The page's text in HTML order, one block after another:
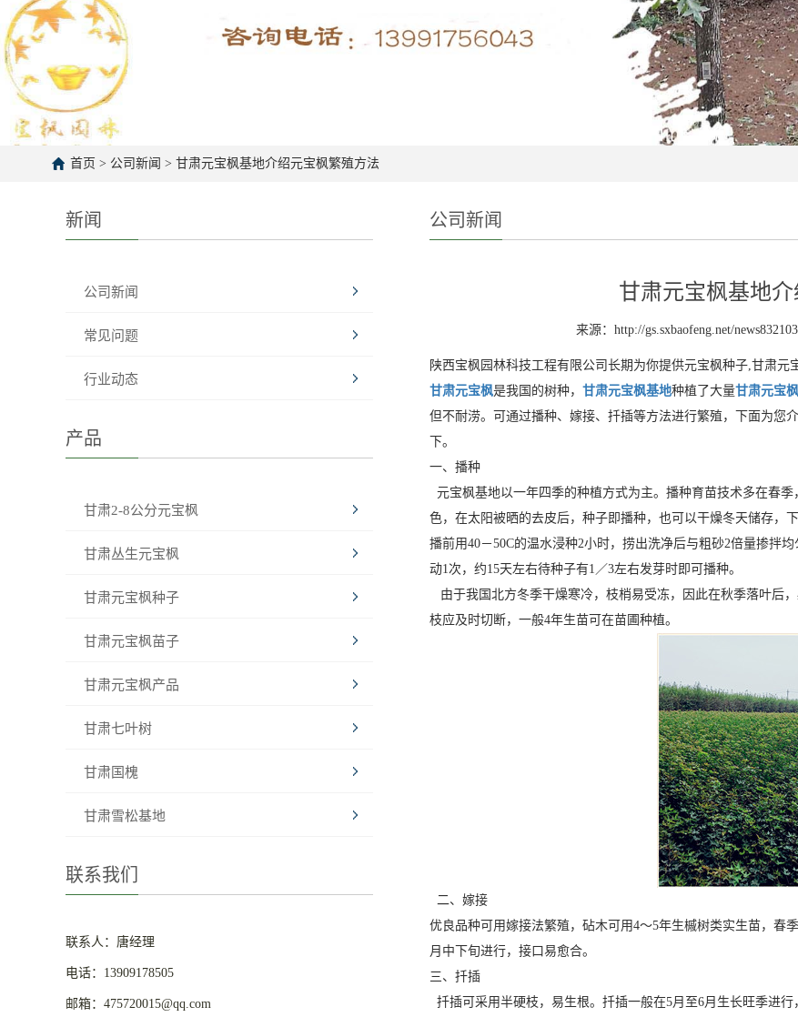
首页 > 公司新闻 > 甘肃元宝枫基地介绍元宝枫繁殖方法
新闻
公司新闻
常见问题
行业动态
产品
甘肃2-8公分元宝枫
甘肃丛生元宝枫
甘肃元宝枫种子
甘肃元宝枫苗子
甘肃元宝枫产品
甘肃七叶树
甘肃国槐
甘肃雪松基地
联系我们
联系人：唐经理
电话：13909178505
邮箱：475720015@qq.com
公司新闻
甘肃元宝枫基地
来源：http://gs.sxbaofeng.net/
陕西宝枫园林科技工程有限公司长期为你提供元宝枫种子,甘肃元
甘肃元宝枫是我国的树种， 甘肃元宝枫基地种植了大量甘肃元宝
但不耐涝。可通过播种、嫁接、扦插等方法进行繁殖，下面为您
下。
一、播种
元宝枫基地以一年四季的种植方式为主。播种育苗技术多在春
色，在太阳被晒的去皮后，种子即播种，也可以干燥冬天储存，
播前用40－50C的温水浸种2小时，捞出洗净后与粗砂2倍量掺拌
动1次，约15天左右待种子有1／3左右发芽时即可播种。
由于我国北方冬季干燥寒冷，枝梢易受冻，因此在秋季落叶后
枝应及时切断，一般4年生苗可在苗圃种植。
二、嫁接
优良品种可用嫁接法繁殖，砧木可用4～5年生槭树类实生苗，春
月中下旬进行，接口易愈合。
三、扦插
扦插可采用半硬枝，易生根。扦插一般在5月至6月生长旺季进